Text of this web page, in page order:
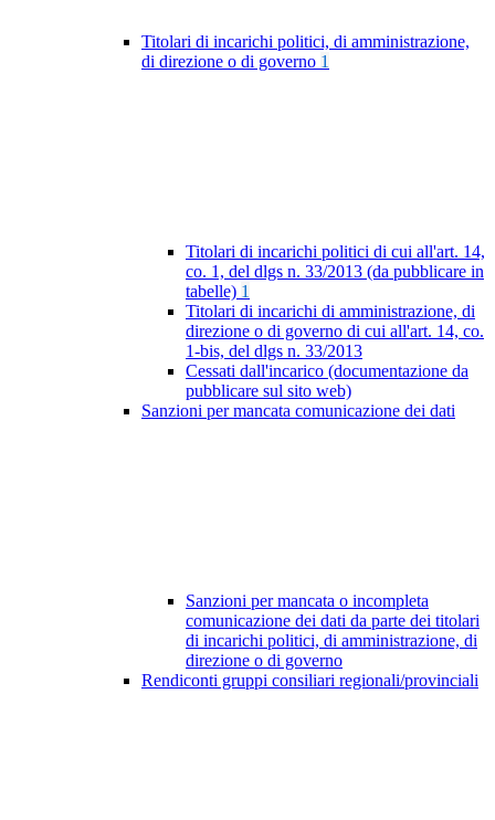
Titolari di incarichi politici, di amministrazione,
di direzione o di governo 1
Titolari di incarichi politici di cui all'art. 14,
co. 1, del dlgs n. 33/2013 (da pubblicare in
tabelle) 1
Titolari di incarichi di amministrazione, di
direzione o di governo di cui all'art. 14, co.
1-bis, del dlgs n. 33/2013
Cessati dall'incarico (documentazione da
pubblicare sul sito web)
Sanzioni per mancata comunicazione dei dati
Sanzioni per mancata o incompleta
comunicazione dei dati da parte dei titolari
di incarichi politici, di amministrazione, di
direzione o di governo
Rendiconti gruppi consiliari regionali/provinciali